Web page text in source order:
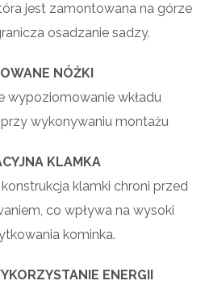
jest zamontowana na górze
osadzanie sadzy.
NÓŻKI
wypoziomowanie wkładu
wykonywaniu montażu
KLAMKA
klamki chroni przed
co wpływa na wysoki
kominka.
ENERGII